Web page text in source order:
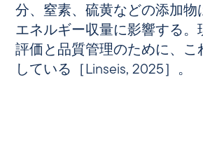
分、窒素、硫黄などの添加物
エネルギー収量に影響する。
評価と品質管理のために、
している［Linseis, 2025］。